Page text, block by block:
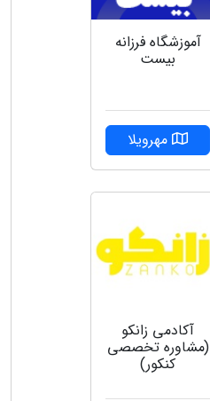
آموزشگاه فرزانه
بیست
مهرویلا
آکادمی زانکو
(مشاوره تخصصی
کنکور)